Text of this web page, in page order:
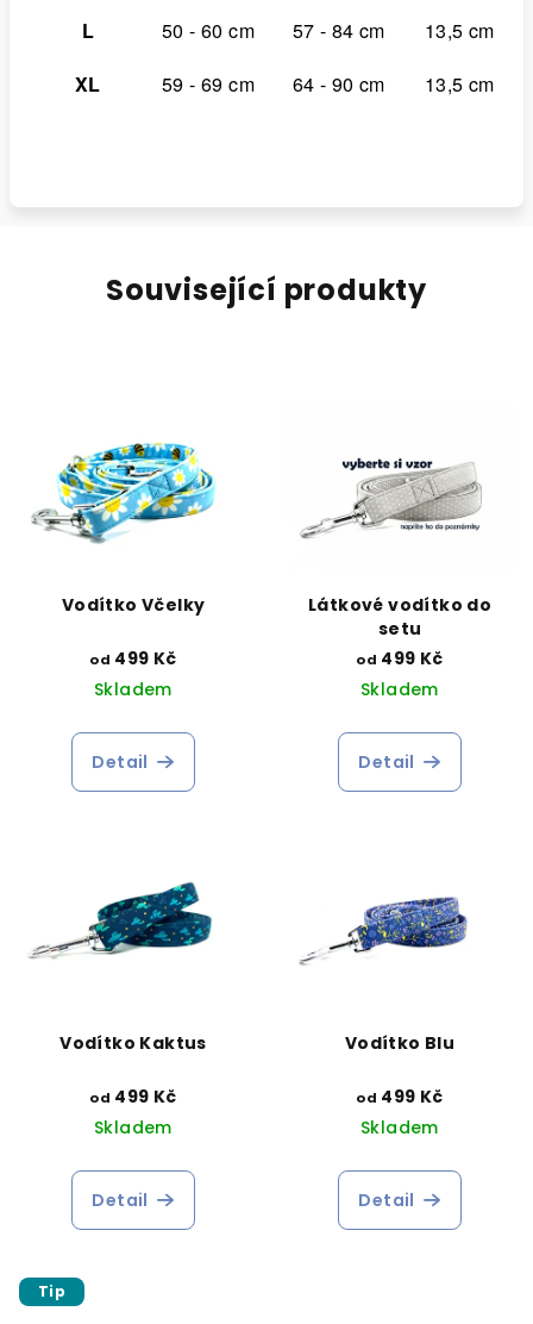
L 50 - 60 cm 57 - 84 cm
13,5 cm
XL
59 - 69 cm 64 - 90 cm 13,5 cm
Související produkty
Vodítko Včelky
od 499 Kč
Skladem
Detail
Látkové vodítko do
setu
od 499 Kč
Skladem
Detail
Vodítko Kaktus
od 499 Kč
Skladem
Detail
Vodítko Blu
od 499 Kč
Skladem
Detail
Tip